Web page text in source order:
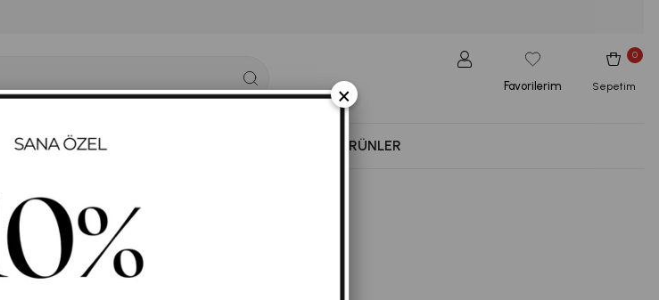
Sepetim
0
Favorilerim
ELBISE SWEATSHIRT YENI ÜRÜNLER
×